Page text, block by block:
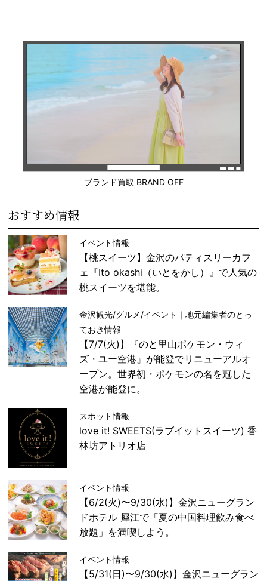
ブランド買取 BRAND OFF
おすすめ情報
イベント情報
【桃スイーツ】金沢のパティスリーカフ
ェ『Ito okashi（いとをかし）』で人気の
桃スイーツを堪能。
金沢観光/グルメ/イベント｜地元編集者のとっ
ておき情報
【7/7(火)】『のと里山ポケモン・ウィ
ズ・ユー空港』が能登でリニューアルオ
ープン。世界初・ポケモンの名を冠した
空港が能登に。
スポット情報
love it! SWEETS(ラブイットスイーツ) 香
林坊アトリオ店
イベント情報
【6/2(火)〜9/30(水)】金沢ニューグラン
ドホテル 犀江で「夏の中国料理飲み食べ
放題」を満喫しよう。
イベント情報
【5/31(日)〜9/30(水)】金沢ニューグラン